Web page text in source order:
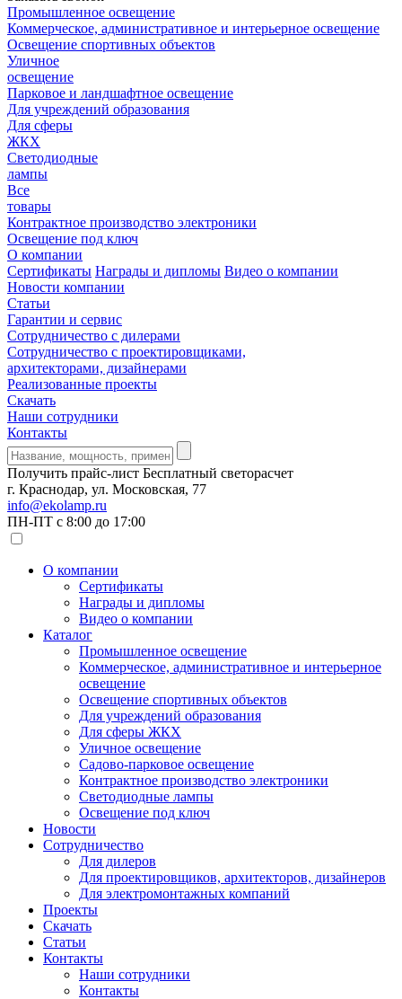
Промышленное освещение
Коммерческое, административное и интерьерное освещение
Освещение спортивных объектов
Уличное
освещение
Парковое и ландшафтное освещение
Для учреждений образования
Для сферы
ЖКХ
Светодиодные
лампы
Все
товары
Контрактное производство электроники
Освещение под ключ
О компании
Сертификаты Награды и дипломы Видео о компании
Новости компании
Статьи
Гарантии и сервис
Сотрудничество с дилерами
Сотрудничество с проектировщиками,
архитекторами, дизайнерами
Реализованные проекты
Скачать
Наши сотрудники
Контакты
Получить прайс-лист Бесплатный светорасчет
г. Краснодар, ул. Московская, 77
info@ekolamp.ru
ПН-ПТ с 8:00 до 17:00
О компании
Сертификаты
Награды и дипломы
Видео о компании
Каталог
Промышленное освещение
Коммерческое, административное и интерьерное
освещение
Освещение спортивных объектов
Для учреждений образования
Для сферы ЖКХ
Уличное освещение
Садово-парковое освещение
Контрактное производство электроники
Светодиодные лампы
Освещение под ключ
Новости
Сотрудничество
Для дилеров
Для проектировщиков, архитекторов, дизайнеров
Для электромонтажных компаний
Проекты
Скачать
Статьи
Контакты
Наши сотрудники
Контакты